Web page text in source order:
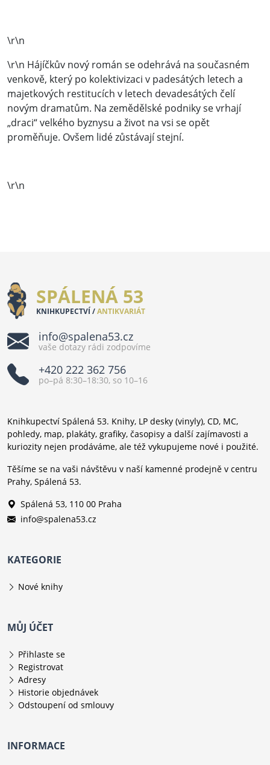
\r\n
\r\n Hájíčkův nový román se odehrává na současném
venkově, který po kolektivizaci v padesátých letech a
majetkových restitucích v letech devadesátých čelí
novým dramatům. Na zemědělské podniky se vrhají
„draci“ velkého byznysu a život na vsi se opět
proměňuje. Ovšem lidé zůstávají stejní.
\r\n
SPÁLENÁ 53
KNIHKUPECTVÍ /ANTIKVARIÁT
info@spalena53.cz
vaše dotazy rádi zodpovíme
+420 222 362 756
po–pá 8:30–18:30, so 10–16
Knihkupectví Spálená 53. Knihy, LP desky (vinyly), CD, MC,
pohledy, map, plakáty, grafiky, časopisy a další zajímavosti a
kuriozity nejen prodáváme, ale též vykupujeme nové i použité.
Těšíme se na vaši návštěvu v naší kamenné prodejně v centru
Prahy, Spálená 53.
Spálená 53, 110 00 Praha
info@spalena53.cz
KATEGORIE
Nové knihy
MŮJ ÚČET
Přihlaste se
Registrovat
Adresy
Historie objednávek
Odstoupení od smlouvy
INFORMACE